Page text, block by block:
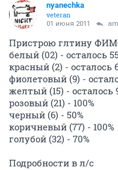
nyanechka
veteran
01 июня 2011
Пристрою глтину
белый (02) - осталось
красный (2) - осталось
фиолетовый (9) -
желтый (15) - осталось
розовый (21) - 100%
черный (6) - 50%
коричневый (77) - 100%
голубой (32) - 70%
Подробности в л/с